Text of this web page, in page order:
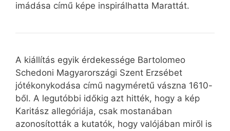
imádása című képe inspirálhatta Marattát.
A kiállítás egyik érdekessége Bartolomeo
Schedoni Magyarországi Szent Erzsébet
jótékonykodása című nagyméretű vászna 1610-
ből. A legutóbbi időkig azt hitték, hogy a kép
Karitász allegóriája, csak mostanában
azonosították a kutatók, hogy valójában miről is